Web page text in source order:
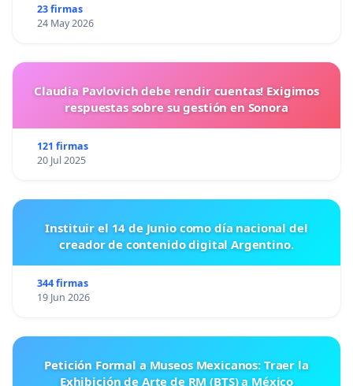
23 firmas
24 May 2026
Claudia Pavlovich debe rendir cuentas! Exigimos
respuestas sobre su gestión en Sonora
121 firmas
20 Jul 2025
Instituir el 14 de Junio como día nacional del
creador de contenido digital Argentino.
344 firmas
19 Jun 2026
Petición Formal a Museos Mexicanos: Traer la
Exhibición de Arte de RM (BTS) a México